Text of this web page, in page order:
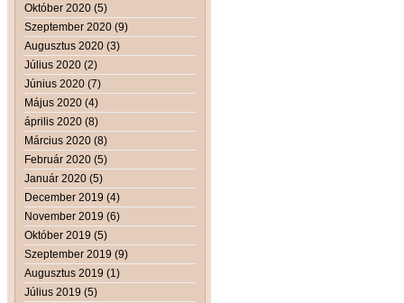
Október 2020 (5)
Szeptember 2020 (9)
Augusztus 2020 (3)
Július 2020 (2)
Június 2020 (7)
Május 2020 (4)
április 2020 (8)
Március 2020 (8)
Február 2020 (5)
Január 2020 (5)
December 2019 (4)
November 2019 (6)
Október 2019 (5)
Szeptember 2019 (9)
Augusztus 2019 (1)
Július 2019 (5)